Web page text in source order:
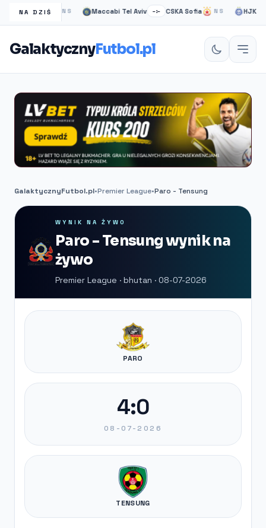
NA DZIŚ
Rangers NS Maccabi Tel Aviv –:– CSKA Sofia NS HJK
GalaktycznyFutbol.pl
GalaktycznyFutbol.pl•Premier League•Paro - Tensung
WYNIK NA ŻYWO
Paro - Tensung wynik na
żywo
Premier League · bhutan · 08-07-2026
PARO
4:0
08-07-2026
TENSUNG